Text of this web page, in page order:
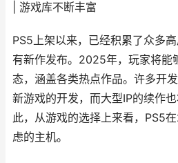
| 游戏库不断丰富
PS5上架以来，已经积累了众多
有新作发布。2025年，玩家将能
态，涵盖各类热点作品。许多开
新游戏的开发，而大型IP的续作
此，从游戏的选择上来看，PS5
虑的主机。